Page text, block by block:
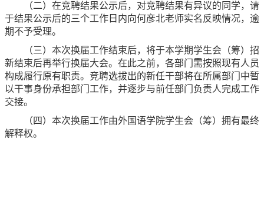
（二）在竞聘结果公示后，对竞聘结果有异议的同学，请
于结果公示后的三个工作日内向何彦北老师实名反映情况，逾
期不予受理。
（三）本次换届工作结束后，将于本学期学生会（筹）招
新结束后再举行换届大会。在此之前，各部门需按照现有人员
构成履行原有职责。竞聘选拔出的新任干部将在所属部门中暂
以干事身份承担部门工作，并逐步与前任部门负责人完成工作
交接。
（四）本次换届工作由外国语学院学生会（筹）拥有最终
解释权。